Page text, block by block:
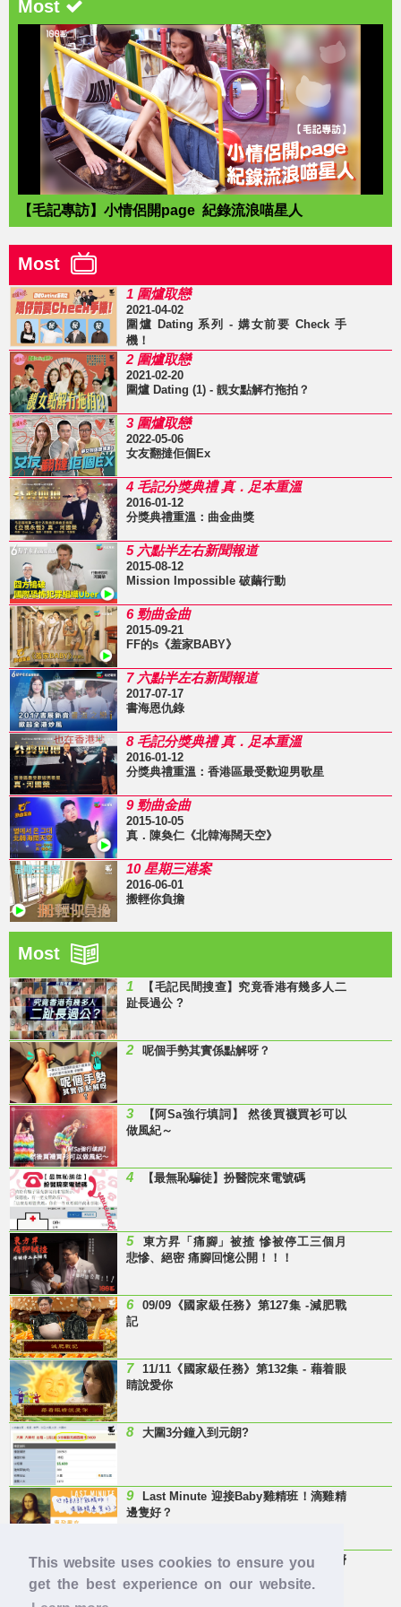
This website uses cookies to ensure you
get the best experience on our website.
Most
【毛記專訪】小情侶開page 紀錄流浪喵星人
Most
1 圍爐取戀
2021-04-02
圍爐 Dating 系列 - 媾女前要 Check 手
機！
2 圍爐取戀
2021-02-20
圍爐 Dating (1) - 靚女點解冇拖拍？
3 圍爐取戀
2022-05-06
女友翻撻佢個Ex
4 毛記分獎典禮 真．足本重溫
2016-01-12
分獎典禮重溫：曲金曲獎
5 六點半左右新聞報道
2015-08-12
Mission Impossible 破繭行動
6 勁曲金曲
2015-09-21
FF的s《羞家BABY》
7 六點半左右新聞報道
2017-07-17
書海恩仇錄
8 毛記分獎典禮 真．足本重溫
2016-01-12
分獎典禮重溫：香港區最受歡迎男歌星
9 勁曲金曲
2015-10-05
真．陳奐仁《北韓海闊天空》
10 星期三港案
2016-06-01
搬輕你負擔
Most
1
【毛記民間搜查】究竟香港有幾多人二
趾長過公 ?
2 呢個手勢其實係點解呀？
3
【阿Sa強行填詞】 然後買襪買衫可以
做風紀～
4 【最無恥騙徒】扮醫院來電號碼
5
東方昇「痛腳」被揸 慘被停工三個月
悲慘、絕密 痛腳回憶公開！！！
6
09/09《國家級任務》第127集 -減肥戰
記
7
11/11《國家級任務》第132集 - 藉着眼
睛說愛你
8 大圍3分鐘入到元朗?
9
Last Minute 迎接Baby雞精班！滴雞精
邊隻好？
10
【童年回憶】 有冇人記得呢兩隻嘢